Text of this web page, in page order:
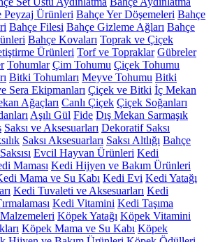
Peyzaj Ürünleri Bahçe Yer Döşemeleri Bahçe
Bahçe Filesi Bahçe Gizleme Ağları Bahçe
Bahçe Kovaları Toprak ve Çiçek
Ürünleri Torf ve Topraklar Gübreler
Tohumlar Çim Tohumu Çiçek Tohumu
Bitki Tohumları Meyve Tohumu Bitki
Sera Ekipmanları Çiçek ve Bitki İç Mekan
Ağaçları Canlı Çiçek Çiçek Soğanları
Aşılı Gül Fide Dış Mekan Sarmaşık
Saksı ve Aksesuarları Dekoratif Saksı
Saksı Aksesuarları Saksı Altlığı Bahçe
Evcil Hayvan Ürünleri Kedi
Maması Kedi Hijyen ve Bakım Ürünleri
Mama ve Su Kabı Kedi Evi Kedi Yatağı
Kedi Tuvaleti ve Aksesuarları Kedi
Kedi Vitamini Kedi Taşıma
Köpek Yatağı Köpek Vitamini
Köpek Mama ve Su Kabı Köpek